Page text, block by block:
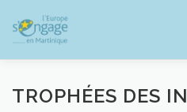
contenu
TROPHÉES DES